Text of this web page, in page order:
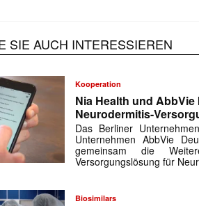
SIE AUCH INTERESSIEREN
Kooperation
Nia Health und
Neurodermitis-
Das Berliner
Unternehmen AbbVie
gemeinsam die
Versorgungslösung für
Biosimilars